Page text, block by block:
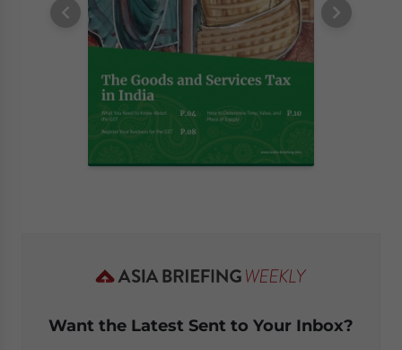
Want the Latest Sent to Your Inbox?